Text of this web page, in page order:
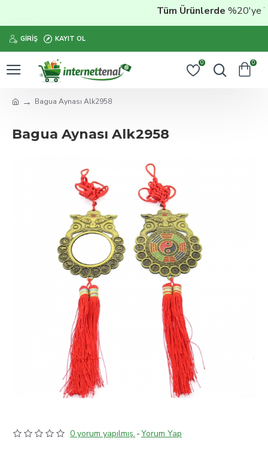
Tüm Ürünlerde%20'ye
GIRIŞ KAYIT OL
0 0
Bagua Aynası Alk2958
Bagua Aynası Alk2958
0 yorum yapılmış. -Yorum Yap